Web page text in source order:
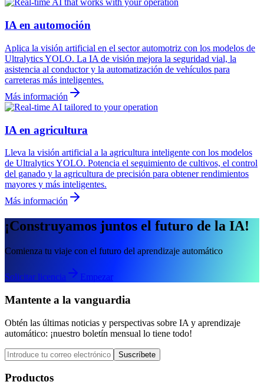
IA en automoción
Aplica la visión artificial en el sector automotriz con los modelos de
Ultralytics YOLO. La IA de visión mejora la seguridad vial, la
asistencia al conductor y la automatización de vehículos para
carreteras más inteligentes.
Más información
IA en agricultura
Lleva la visión artificial a la agricultura inteligente con los modelos
de Ultralytics YOLO. Potencia el seguimiento de cultivos, el control
del ganado y la agricultura de precisión para obtener rendimientos
mayores y más inteligentes.
Más información
¡Construyamos juntos el futuro de la IA!
Comienza tu viaje con el futuro del aprendizaje automático
Solicitar licencia Empezar
Mantente a la vanguardia
Obtén las últimas noticias y perspectivas sobre IA y aprendizaje
automático: ¡nuestro boletín mensual lo tiene todo!
Suscríbete
Productos